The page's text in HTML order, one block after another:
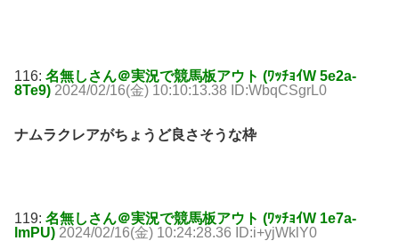
116: 名無しさん＠実況で競馬板アウト (ﾜｯﾁｮｲW 5e2a-
8Te9) 2024/02/16(金) 10:10:13.38 ID:WbqCSgrL0
ナムラクレアがちょうど良さそうな枠
119: 名無しさん＠実況で競馬板アウト (ﾜｯﾁｮｲW 1e7a-
lmPU) 2024/02/16(金) 10:24:28.36 ID:i+yjWklY0